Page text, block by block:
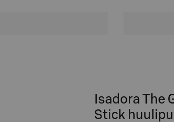
Isadora The
Stick